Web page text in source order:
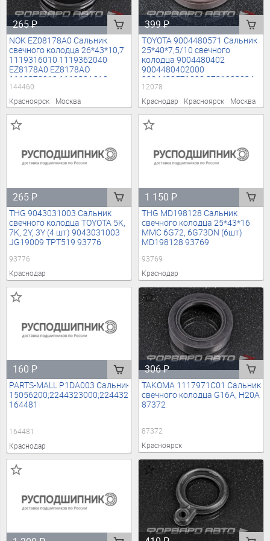
265₽
NOK EZ08178A0 Сальник
свечного колодца 26*43*10,7
1119316010 1119362040
EZ8178A0 EZ8178AO
1119370010 111930A010
1119350010 144460
144460
Красноярск
Москва
399₽
TOYOTA 9004480571 Сальник
25*40*7,5/10 свечного
колодца 9004480402
9004480402000
9004480571000 3721003034
12342P08004 12342P2A005
12342P2FA01 12342P8AA01
12342RCAA01 12342RYE004
HCP006 DH10171 22044
TPD308 25*40*10 24*40*7 510
12078
Краснодар
Красноярск Москва
265₽
THG 9043031003 Сальник
свечного колодца TOYOTA 5K,
7K, 2Y, 3Y (4 шт) 9043031003
JG19009 TPT519 93776
93776
Краснодар
1 150₽
THG MD198128 Сальник
свечного колодца 25*43*16
MMC 6G72, 6G73DN (6шт)
MD198128 93769
93769
Краснодар
160₽
PARTS-MALL P1DA003 Сальник свечного колодца
164481
164481
Краснодар
306₽
TAKOMA 1117971C01 Сальник
свечного колодца G16A, H20A
87372
87372
Красноярск